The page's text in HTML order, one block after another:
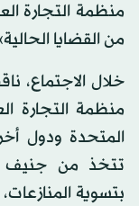
منظمة التجارة
من القضايا
خلال الاجتماع،
منظمة التجارة
المتحدة ودول
تتخذ من جنيف
بتسوية